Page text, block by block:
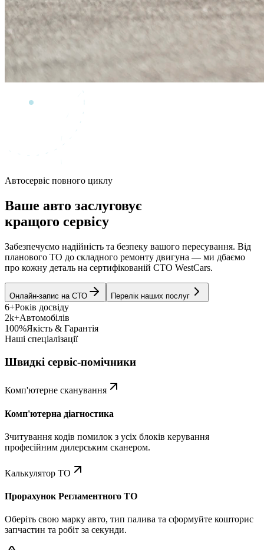
Автосервіс повного циклу
Ваше авто заслуговує
кращого сервісу
Забезпечуємо надійність та безпеку вашого пересування. Від
планового ТО до складного ремонту двигуна — ми дбаємо
про кожну деталь на сертифікованій СТО WestCars.
Онлайн-запис на СТО Перелік наших послуг
6+Років досвіду
2k+Автомобілів
100%Якість & Гарантія
Наші спеціалізації
Швидкі сервіс-помічники
Комп'ютерне сканування
Комп'ютерна діагностика
Зчитування кодів помилок з усіх блоків керування
професійним дилерським сканером.
Калькулятор ТО
Прорахунок Регламентного ТО
Оберіть свою марку авто, тип палива та сформуйте кошторис
запчастин та робіт за секунди.